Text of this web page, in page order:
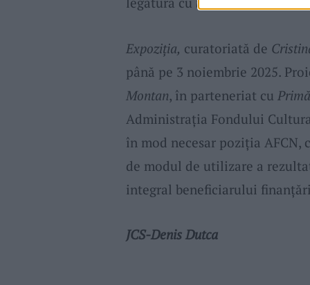
Expoziția, curatoriată de
până pe 3 noiembrie 2025.
Montan, în parteneriat cu
Administrația Fondului
în mod necesar poziţia AFCN,
de modul de utilizare a
integral beneficiarului
JCS-Denis Dutca